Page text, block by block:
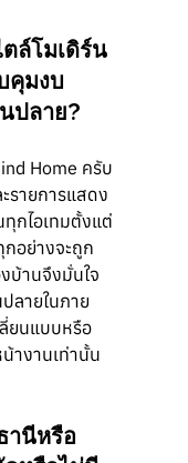
ล์โมเดิร์น
คุมงบ
ปลาย?
Home ครับ
รายการแสดง
ทุกไอเทมตั้งแต่
อย่างจะถูก
บ้านจึงมั่นใจ
ลายในภาย
ยนแบบหรือ
างานเท่านั้น
านีหรือ